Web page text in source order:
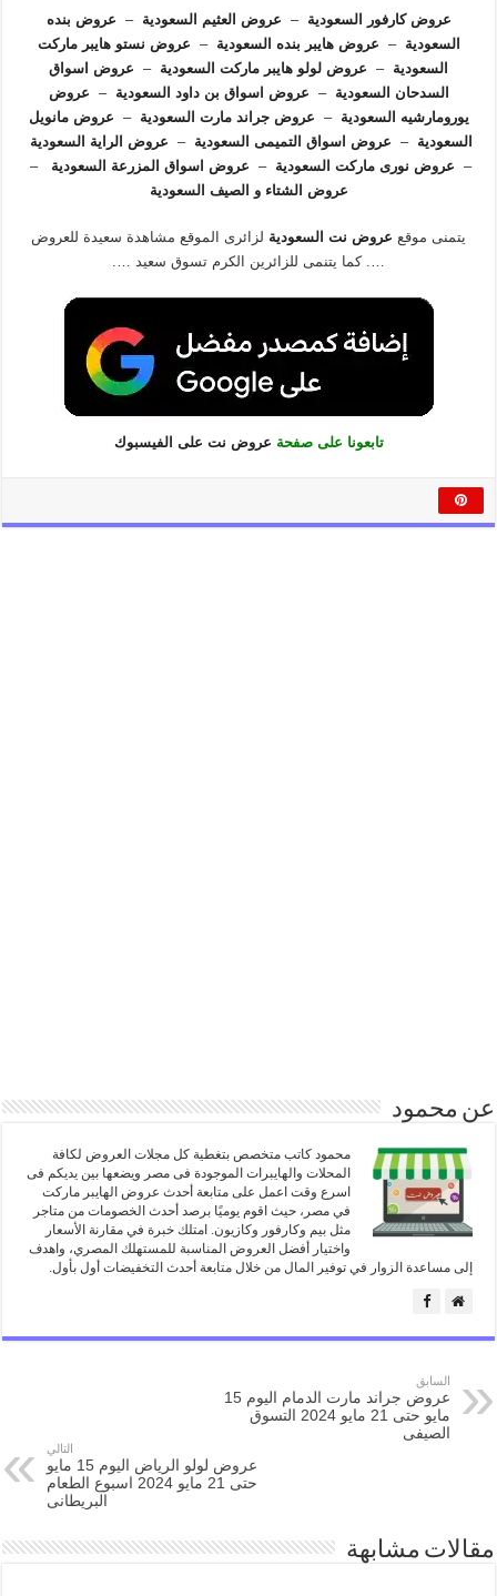
عروض كارفور السعودية – عروض العثيم السعودية –
عروض بنده
السعودية – عروض هايبر بنده السعودية –
عروض نستو هايبر ماركت
السعودية – عروض لولو هايبر ماركت السعودية –
عروض اسواق
السدحان السعودية – عروض اسواق بن داود السعودية –
عروض
يورومارشيه السعودية – عروض جراند مارت السعودية –
عروض مانويل
السعودية – عروض اسواق التميمى السعودية –
عروض الراية السعودية
–
عروض نورى ماركت السعودية – عروض اسواق المزرعة السعودية
–
عروض الشتاء و الصيف السعودية
يتمنى موقع عروض نت السعوديةلزائرى الموقع مشاهدة سعيدة للعروض
…. كما يتنمى للزائرين الكرم تسوق سعيد ….
تابعونا على صفحة عروض نت على الفيسبوك
عن محمود
محمود كاتب متخصص بتغطية كل مجلات العروض لكافة
المحلات والهايبرات الموجودة فى مصر ويضعها بين يديكم فى
اسرع وقت اعمل على متابعة أحدث عروض الهايبر ماركت
في مصر، حيث اقوم يوميًا برصد أحدث الخصومات من متاجر
مثل بيم وكارفور وكازيون. امتلك خبرة في مقارنة الأسعار
واختيار أفضل العروض المناسبة للمستهلك المصري، واهدف
إلى مساعدة الزوار في توفير المال من خلال متابعة أحدث التخفيضات أول بأول.
السابق
عروض جراند مارت الدمام اليوم 15
مايو حتى 21 مايو 2024 التسوق
الصيفى
التالي
عروض لولو الرياض اليوم 15 مايو
حتى 21 مايو 2024 اسبوع الطعام
البريطانى
مقالات مشابهة